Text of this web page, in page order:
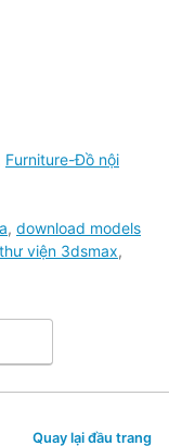
Furniture-Đồ nội
, download models
thư viện 3dsmax,
Quay lại đầu trang